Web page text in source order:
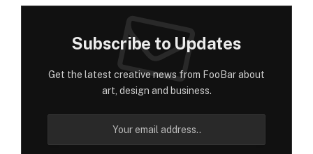
Subscribe to Updates
Get the latest creative news from FooBar about
art, design and business.